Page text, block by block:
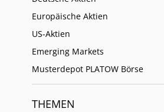
Europäische Aktien
US-Aktien
Emerging Markets
Musterdepot PLATOW Börse
THEMEN